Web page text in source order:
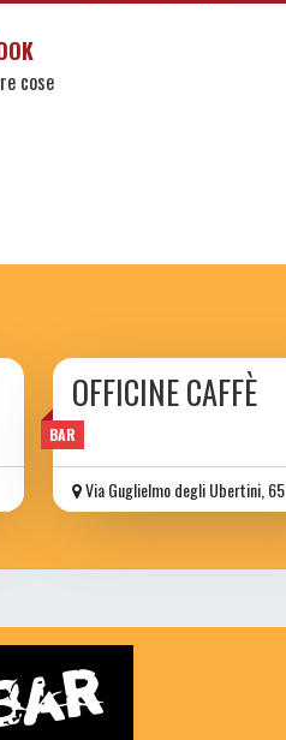
cose
BAR
OFFICINE CAFFÈ
Via Guglielmo degli Ubertini, 65